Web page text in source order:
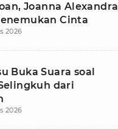
Joanna Alexandra
Cinta
2026
Buka Suara soal
dari
2026